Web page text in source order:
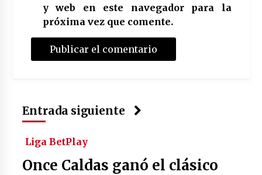
y web en este navegador para la
próxima vez que comente.
Entrada siguiente
Liga BetPlay
Once Caldas ganó el clásico